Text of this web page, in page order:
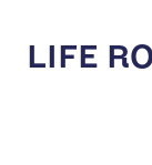
LIFE